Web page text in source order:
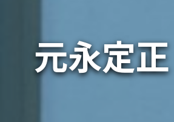
YOUTUBE
骨董品買取
宅配・郵送買取
消費者志向自主宣言
元永定